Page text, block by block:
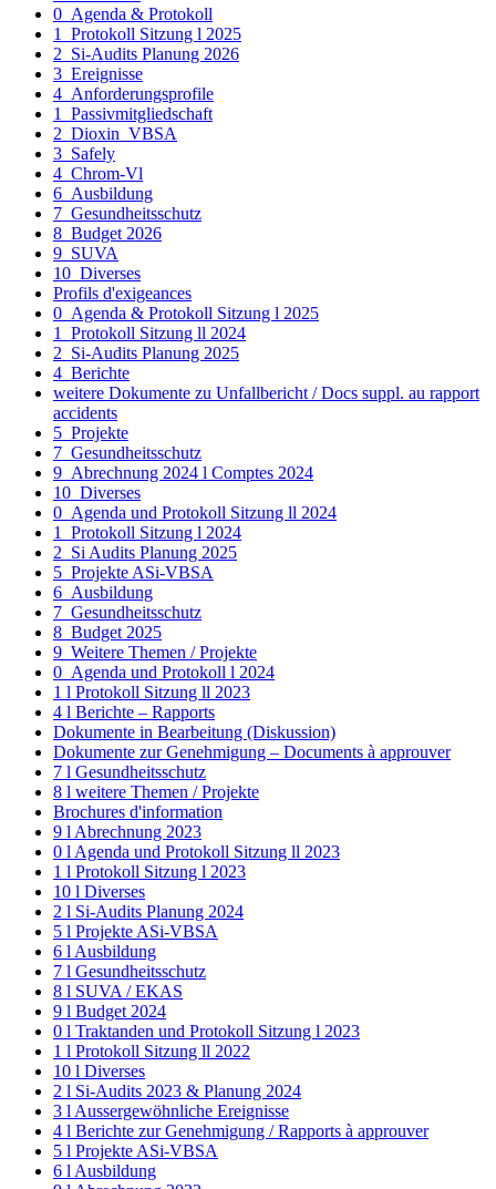
0_Agenda & Protokoll
1_Protokoll Sitzung l 2025
2_Si-Audits Planung 2026
3_Ereignisse
4_Anforderungsprofile
1_Passivmitgliedschaft
2_Dioxin_VBSA
3_Safely
4_Chrom-Vl
6_Ausbildung
7_Gesundheitsschutz
8_Budget 2026
9_SUVA
10_Diverses
Profils d'exigeances
0_Agenda & Protokoll Sitzung l 2025
1_Protokoll Sitzung ll 2024
2_Si-Audits Planung 2025
4_Berichte
weitere Dokumente zu Unfallbericht / Docs suppl. au rapport
accidents
5_Projekte
7_Gesundheitsschutz
9_Abrechnung 2024 l Comptes 2024
10_Diverses
0_Agenda und Protokoll Sitzung ll 2024
1_Protokoll Sitzung l 2024
2_Si Audits Planung 2025
5_Projekte ASi-VBSA
6_Ausbildung
7_Gesundheitsschutz
8_Budget 2025
9_Weitere Themen / Projekte
0_Agenda und Protokoll l 2024
1 l Protokoll Sitzung ll 2023
4 l Berichte – Rapports
Dokumente in Bearbeitung (Diskussion)
Dokumente zur Genehmigung – Documents à approuver
7 l Gesundheitsschutz
8 l weitere Themen / Projekte
Brochures d'information
9 l Abrechnung 2023
0 l Agenda und Protokoll Sitzung ll 2023
1 l Protokoll Sitzung l 2023
10 l Diverses
2 l Si-Audits Planung 2024
5 l Projekte ASi-VBSA
6 l Ausbildung
7 l Gesundheitsschutz
8 l SUVA / EKAS
9 l Budget 2024
0 l Traktanden und Protokoll Sitzung l 2023
1 l Protokoll Sitzung ll 2022
10 l Diverses
2 l Si-Audits 2023 & Planung 2024
3 l Aussergewöhnliche Ereignisse
4 l Berichte zur Genehmigung / Rapports à approuver
5 l Projekte ASi-VBSA
6 l Ausbildung